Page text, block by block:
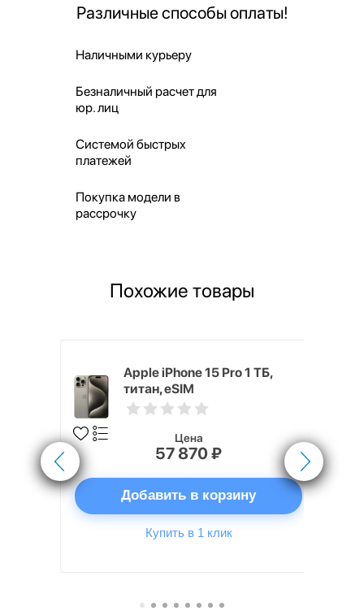
Различные способы оплаты!
Наличными курьеру
Безналичный расчет для
юр. лиц
Системой быстрых
платежей
Покупка модели в
рассрочку
Похожие товары
Apple iPhone 15 Pro 1 ТБ,
титан, eSIM
Цена
57 870 ₽
Добавить в корзину
Купить в 1 клик